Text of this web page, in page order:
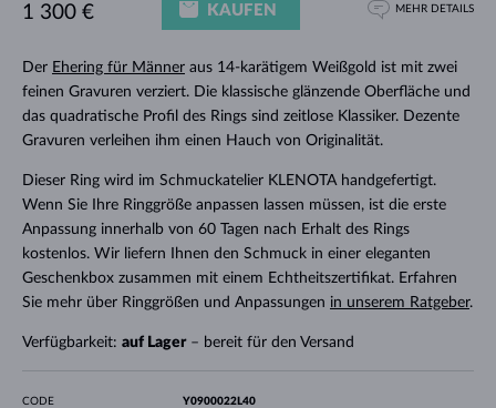
Der Ehering für Männeraus 14-karätigem Weißgold ist mit zwei
feinen Gravuren verziert. Die klassische glänzende Oberfläche und
das quadratische Profil des Rings sind zeitlose Klassiker. Dezente
Gravuren verleihen ihm einen Hauch von Originalität.
Dieser Ring wird im Schmuckatelier KLENOTA handgefertigt.
Wenn Sie Ihre Ringgröße anpassen lassen müssen, ist die erste
Anpassung innerhalb von 60 Tagen nach Erhalt des Rings
kostenlos. Wir liefern Ihnen den Schmuck in einer eleganten
Geschenkbox zusammen mit einem Echtheitszertifikat. Erfahren
Sie mehr über Ringgrößen und Anpassungen in unserem Ratgeber.
Verfügbarkeit: auf Lager– bereit für den Versand
1 300 € KAUFEN MEHR DETAILS
CODE Y0900022L40